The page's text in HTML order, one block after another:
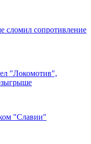
сломил сопротивление
"Локомотив",
"Славии"